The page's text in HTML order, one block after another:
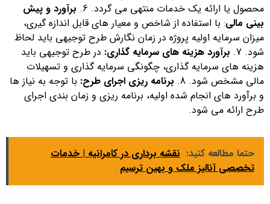
محصول یا ارائه یک خدمات منتهی می گردد. 6.
برآورد و پیش
بینی مالی: با استفاده از شاخص و معیار های قابل اندازه گیری،
میزان سرمایه اولیه پروژه در زمان نگارش طرح توجیهی باید لحاظ
شود. 7.
برآورد هزینه های سرمایه گذاری: در طرح توجیهی باید
هزینه های سرمایه گذاری، چگونگی سرمایه گذاری و تسهیلات
مالی مشخص شود. 8.
برنامه ریزی اجرای طرح: با توجه به نیاز ها
و برآورد های انجام شده اولیه، برنامه ریزی و زمان بندی اجرای
طرح ارائه می شود.
حتما مطالعه کنید: نقشه برداری در کامرانیه | خدمات
تخصصی آنالیز ملک و بهین ترسیم